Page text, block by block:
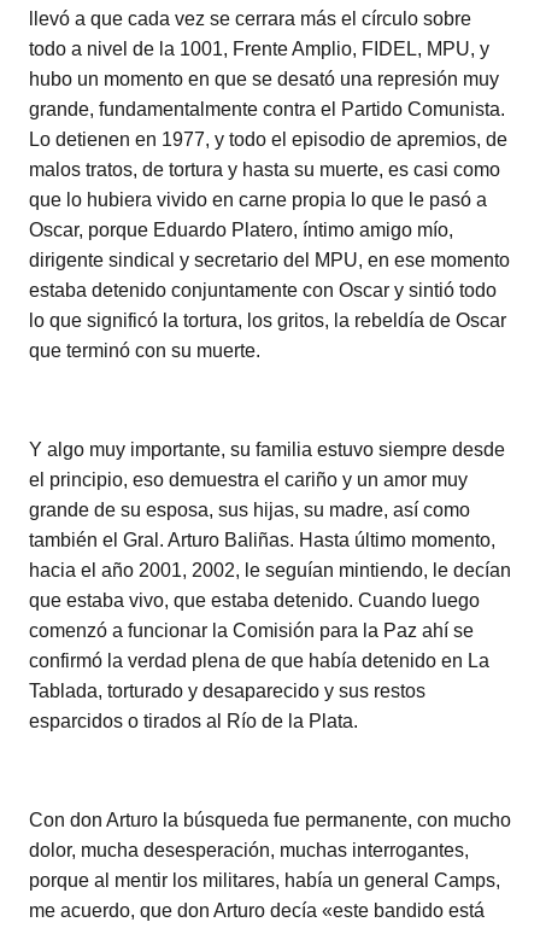
llevó a que cada vez se cerrara más el círculo sobre
todo a nivel de la 1001, Frente Amplio, FIDEL, MPU, y
hubo un momento en que se desató una represión muy
grande, fundamentalmente contra el Partido Comunista.
Lo detienen en 1977, y todo el episodio de apremios, de
malos tratos, de tortura y hasta su muerte, es casi como
que lo hubiera vivido en carne propia lo que le pasó a
Oscar, porque Eduardo Platero, íntimo amigo mío,
dirigente sindical y secretario del MPU, en ese momento
estaba detenido conjuntamente con Oscar y sintió todo
lo que significó la tortura, los gritos, la rebeldía de Oscar
que terminó con su muerte.
Y algo muy importante, su familia estuvo siempre desde
el principio, eso demuestra el cariño y un amor muy
grande de su esposa, sus hijas, su madre, así como
también el Gral. Arturo Baliñas. Hasta último momento,
hacia el año 2001, 2002, le seguían mintiendo, le decían
que estaba vivo, que estaba detenido. Cuando luego
comenzó a funcionar la Comisión para la Paz ahí se
confirmó la verdad plena de que había detenido en La
Tablada, torturado y desaparecido y sus restos
esparcidos o tirados al Río de la Plata.
Con don Arturo la búsqueda fue permanente, con mucho
dolor, mucha desesperación, muchas interrogantes,
porque al mentir los militares, había un general Camps,
me acuerdo, que don Arturo decía «este bandido está